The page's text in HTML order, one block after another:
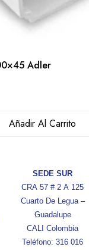
Adler
Añadir Al Carrito
SEDE SUR
CRA 57 # 2 A 125
Cuarto De Legua –
Guadalupe
CALI Colombia
Teléfono: 316 016